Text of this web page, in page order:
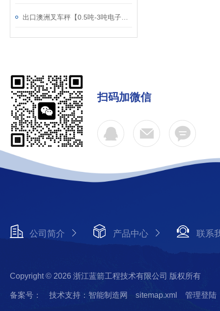
扫码加微信
公司简介 产品中心 联系
Copyright © 2026 浙江蓝箭工程技术有限公司 版权所有
备案号： 技术支持：智能制造网 sitemap.xml 管理登陆